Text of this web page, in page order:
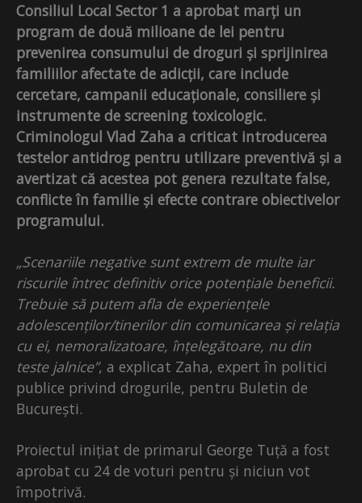
Consiliul Local Sector 1 a aprobat marți un
program de două milioane de lei pentru
prevenirea consumului de droguri și sprijinirea
familiilor afectate de adicții, care include
cercetare, campanii educaționale, consiliere și
instrumente de screening toxicologic.
Criminologul Vlad Zaha a criticat introducerea
testelor antidrog pentru utilizare preventivă și a
avertizat că acestea pot genera rezultate false,
conflicte în familie și efecte contrare obiectivelor
programului.
„Scenariile negative sunt extrem de multe iar
riscurile întrec definitiv orice potențiale beneficii.
Trebuie să putem afla de experiențele
adolescenților/tinerilor din comunicarea și relația
cu ei, nemoralizatoare, înțelegătoare, nu din
teste jalnice”, a explicat Zaha, expert în politici
publice privind drogurile, pentru Buletin de
București.
Proiectul inițiat de primarul George Tuță a fost
aprobat cu 24 de voturi pentru și niciun vot
împotrivă.